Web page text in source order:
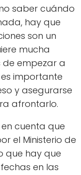
saber cuándo
hay que
son un
mucha
de empezar a
importante
y asegurarse
afrontarlo.
cuenta que
el Ministerio de
que hay que
en las